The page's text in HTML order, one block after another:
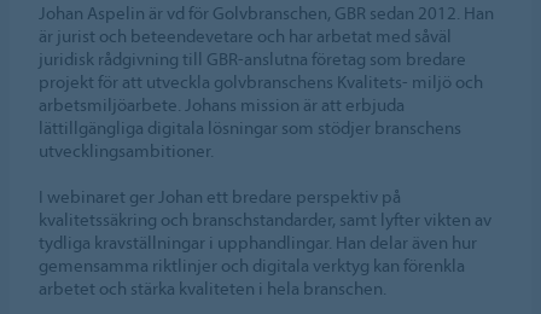
Johan Aspelin är vd för Golvbranschen, GBR sedan 2012. Han
är jurist och beteendevetare och har arbetat med såväl
juridisk rådgivning till GBR-anslutna företag som bredare
projekt för att utveckla golvbranschens Kvalitets- miljö och
arbetsmiljöarbete. Johans mission är att erbjuda
lättillgängliga digitala lösningar som stödjer branschens
utvecklingsambitioner.
I webinaret ger Johan ett bredare perspektiv på
kvalitetssäkring och branschstandarder, samt lyfter vikten av
tydliga kravställningar i upphandlingar. Han delar även hur
gemensamma riktlinjer och digitala verktyg kan förenkla
arbetet och stärka kvaliteten i hela branschen.